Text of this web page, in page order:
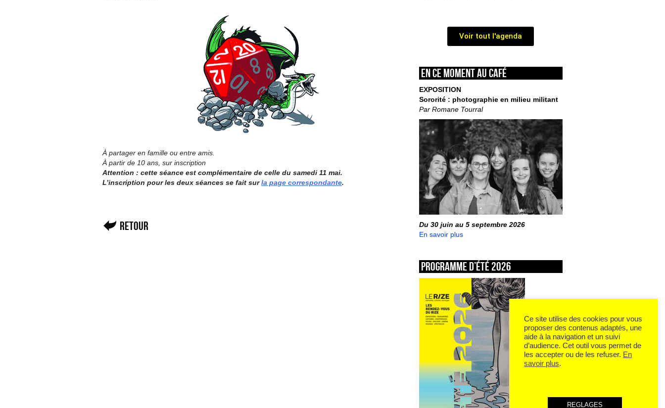
À partager en famille ou entre amis.
À partir de 10 ans, sur inscription
Attention : cette séance est complémentaire de celle du samedi 11 mai.
L’inscription pour les deux séances se fait surla page correspondante.
Retour
Voir tout l'agenda
En ce moment au café
EXPOSITION
Sororité : photographie en milieu militant
Par Romane Tourral
Du 30 juin au 5 septembre 2026
En savoir plus
Programme d’été 2026
Ce site utilise des cookies pour vous
proposer des contenus adaptés, une
aide à la navigation et un suivi
d’audience. Cet outil vous permet de
les accepter ou de les refuser. En
savoir plus.
REGLAGES